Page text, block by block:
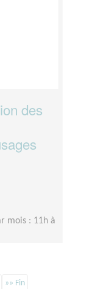
des
mois : 11h à
»» Fin